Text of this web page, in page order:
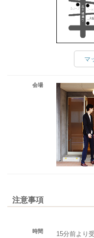
マ
会場
注意事項
時間
15分前より